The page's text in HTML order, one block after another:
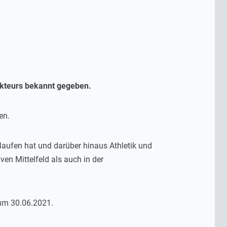
bekannt gegeben.
hat und darüber hinaus Athletik und
Mittelfeld als auch in der
30.06.2021.